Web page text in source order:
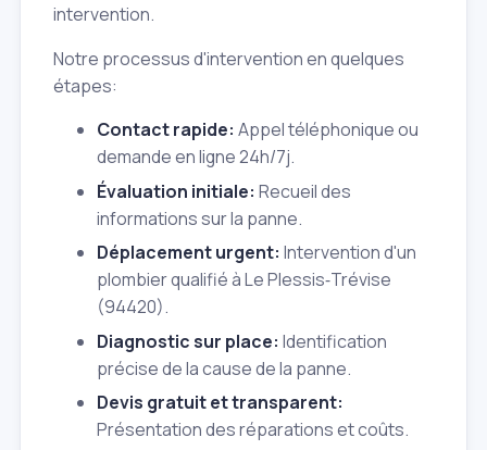
intervention.
Notre processus d'intervention en quelques
étapes:
Contact rapide: Appel téléphonique ou
demande en ligne 24h/7j.
Évaluation initiale: Recueil des
informations sur la panne.
Déplacement urgent: Intervention d'un
plombier qualifié à Le Plessis‑Trévise
(94420).
Diagnostic sur place: Identification
précise de la cause de la panne.
Devis gratuit et transparent:
Présentation des réparations et coûts.